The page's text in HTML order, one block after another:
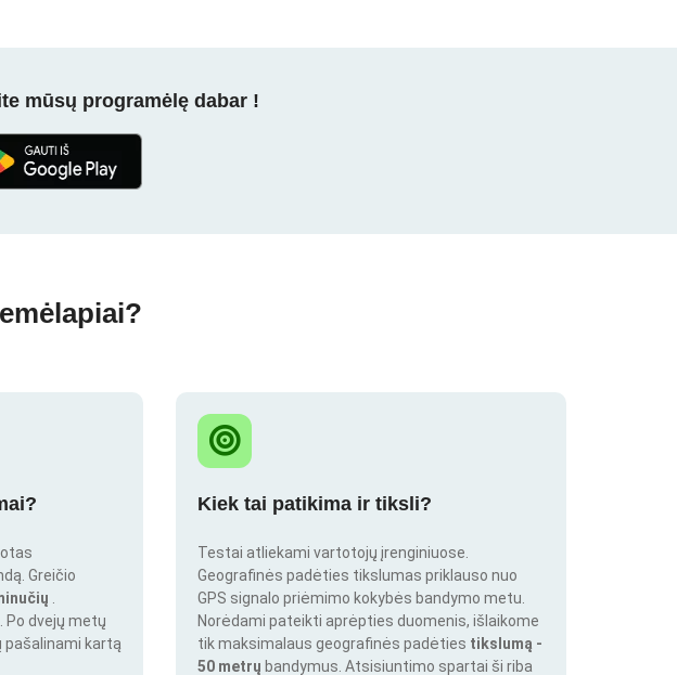
mūsų programėlę dabar !
Greičio
Po dvejų metų
pašalinami kartą
Kiek tai patikima ir tiksli?
Testai atliekami vartotojų įrenginiuose.
Geografinės padėties tikslumas priklauso nuo
GPS signalo priėmimo kokybės bandymo metu.
Norėdami pateikti aprėpties duomenis, išlaikome
tik maksimalaus geografinės padėties tikslumą -
50 metrų bandymus. Atsisiuntimo spartai ši riba